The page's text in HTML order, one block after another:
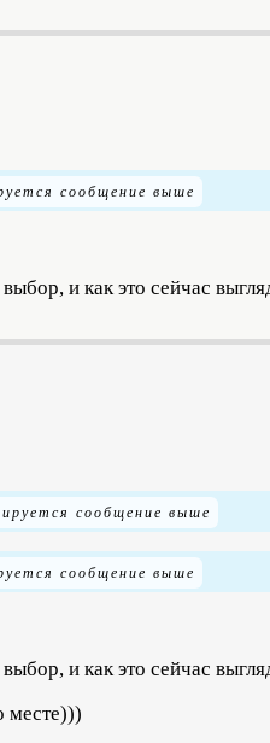
и как это сейчас
и как это сейчас
месте)))